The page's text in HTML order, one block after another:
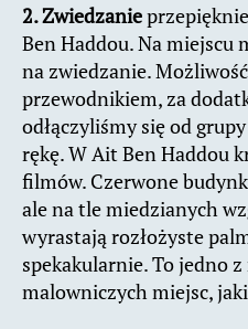
2. Zwiedzanie
Ben Haddou. Na miejscu
na zwiedzanie.
przewodnikiem, za
odłączyliśmy się od
rękę. W Ait Ben Haddou
filmów. Czerwone
ale na tle miedzianych
wyrastają rozłożyste
spekakularnie. To jedno
malowniczych miejsc,